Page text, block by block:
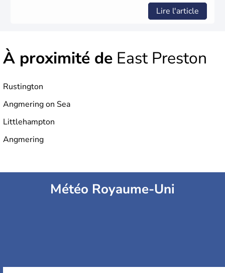
Lire l'article
À proximité de East Preston
Rustington
Angmering on Sea
Littlehampton
Angmering
Météo Royaume-Uni